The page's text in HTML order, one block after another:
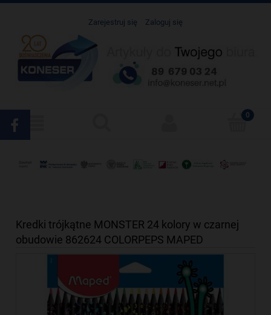
Zarejestruj się Zaloguj się
Kredki trójkątne MONSTER 24 kolory w czarnej
obudowie 862624 COLORPEPS MAPED